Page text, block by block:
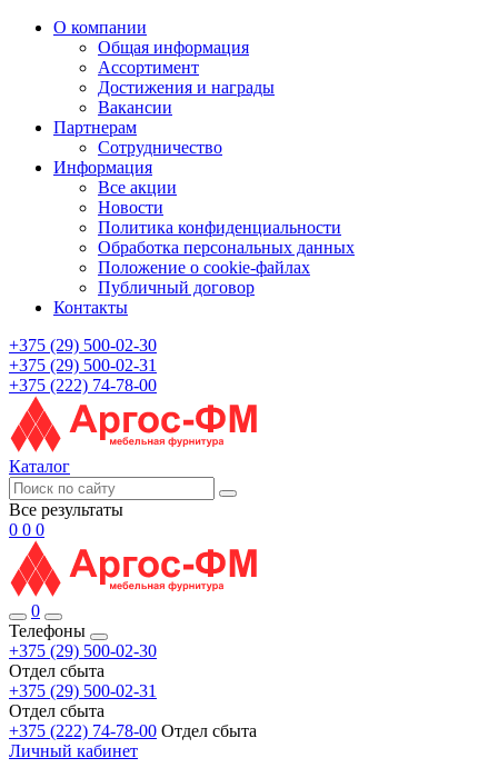
О компании
Общая информация
Ассортимент
Достижения и награды
Вакансии
Партнерам
Сотрудничество
Информация
Все акции
Новости
Политика конфиденциальности
Обработка персональных данных
Положение о cookie-файлах
Публичный договор
Контакты
+375 (29) 500-02-30
+375 (29) 500-02-31
+375 (222) 74-78-00
Каталог
Все результаты
0 0 0
0
Телефоны
+375 (29) 500-02-30
Отдел сбыта
+375 (29) 500-02-31
Отдел сбыта
+375 (222) 74-78-00 Отдел сбыта
Личный кабинет